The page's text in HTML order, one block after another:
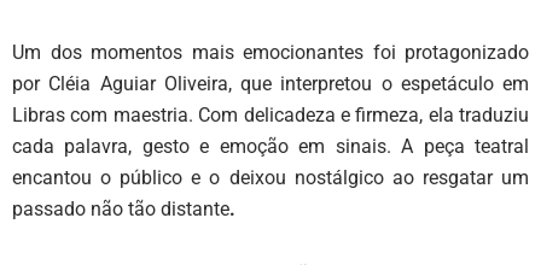
Um dos momentos mais emocionantes foi protagonizado
por Cléia Aguiar Oliveira, que interpretou o espetáculo em
Libras com maestria. Com delicadeza e firmeza, ela traduziu
cada palavra, gesto e emoção em sinais. A peça teatral
encantou o público e o deixou nostálgico ao resgatar um
passado não tão distante.